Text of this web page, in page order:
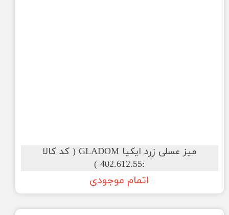
میز عسلی زرد ایکیا GLADOM ( کد کالا
:402.612.55 )
اتمام موجودی